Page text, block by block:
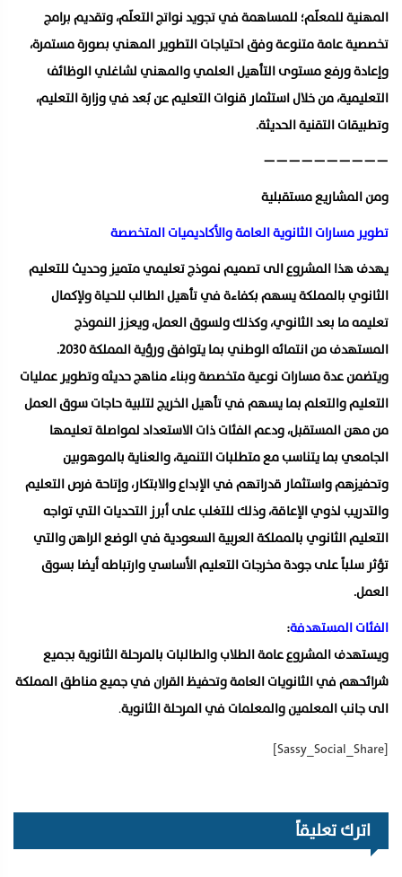
المهنية للمعلّم؛ للمساهمة في تجويد نواتج التعلّم، وتقديم برامج
تخصصية عامة متنوعة وفق احتياجات التطوير المهني بصورة مستمرة،
وإعادة ورفع مستوى التأهيل العلمي والمهني لشاغلي الوظائف
التعليمية، من خلال استثمار قنوات التعليم عن بُعد في وزارة التعليم،
وتطبيقات التقنية الحديثة.
——————————
ومن المشاريع مستقبلية
تطوير مسارات الثانوية العامة والأكاديميات المتخصصة
يهدف هذا المشروع الى تصميم نموذج تعليمي متميز وحديث للتعليم
الثانوي بالمملكة يسهم بكفاءة في تأهيل الطالب للحياة ولإكمال
تعليمه ما بعد الثانوي، وكذلك ولسوق العمل، ويعزز النموذج
المستهدف من انتمائه الوطني بما يتوافق ورؤية المملكة 2030.
ويتضمن عدة مسارات نوعية متخصصة وبناء مناهج حديثه وتطوير عمليات
التعليم والتعلم بما يسهم في تأهيل الخريج لتلبية حاجات سوق العمل
من مهن المستقبل، ودعم الفئات ذات الاستعداد لمواصلة تعليمها
الجامعي بما يتناسب مع متطلبات التنمية، والعناية بالموهوبين
وتحفيزهم واستثمار قدراتهم في الإبداع والابتكار، وإتاحة فرص التعليم
والتدريب لذوي الإعاقة، وذلك للتغلب على أبرز التحديات التي تواجه
التعليم الثانوي بالمملكة العربية السعودية في الوضع الراهن والتي
تؤثر سلباً على جودة مخرجات التعليم الأساسي وارتباطه أيضا بسوق
العمل.
الفئات المستهدفة:
ويستهدف المشروع عامة الطلاب والطالبات بالمرحلة الثانوية بجميع
شرائحهم في الثانويات العامة وتحفيظ القران في جميع مناطق المملكة
الى جانب المعلمين والمعلمات في المرحلة الثانوية.
[Sassy_Social_Share]
اترك تعليقاً